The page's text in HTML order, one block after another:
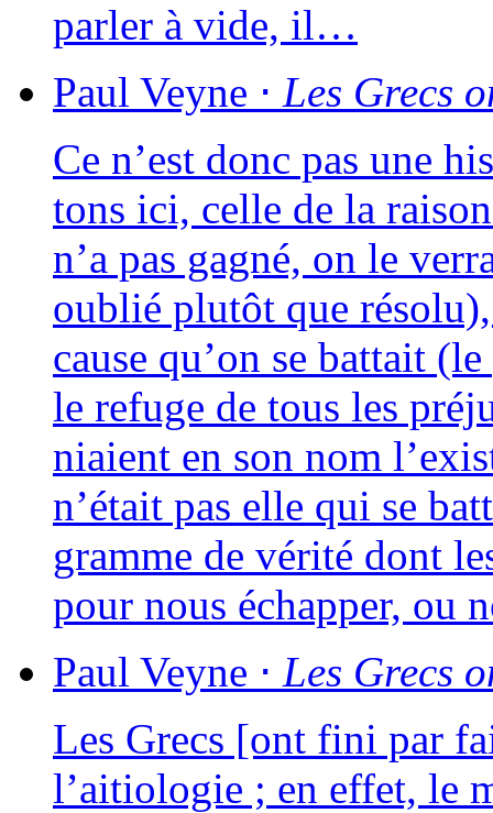
par­ler à vide, il…
Paul Veyne ⋅ Les Grecs
Ce n’est donc pas une
tons ici, celle de la
n’a pas gagné, on le
oublié plu­tôt que
cause qu’on se bat­tait
le refuge de tous les
niaient en son nom
n’était pas elle qui se
gramme de véri­té dont
pour nous échap­per, ou
Paul Veyne ⋅ Les Grecs
Les Grecs [ont fini par
l’aitiologie ; en effet, le